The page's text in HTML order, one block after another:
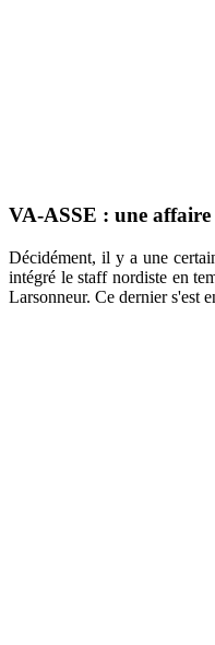
VA-ASSE : une affaire
Décidément, il y a une
intégré le staff nordiste en
Larsonneur. Ce dernier s'est